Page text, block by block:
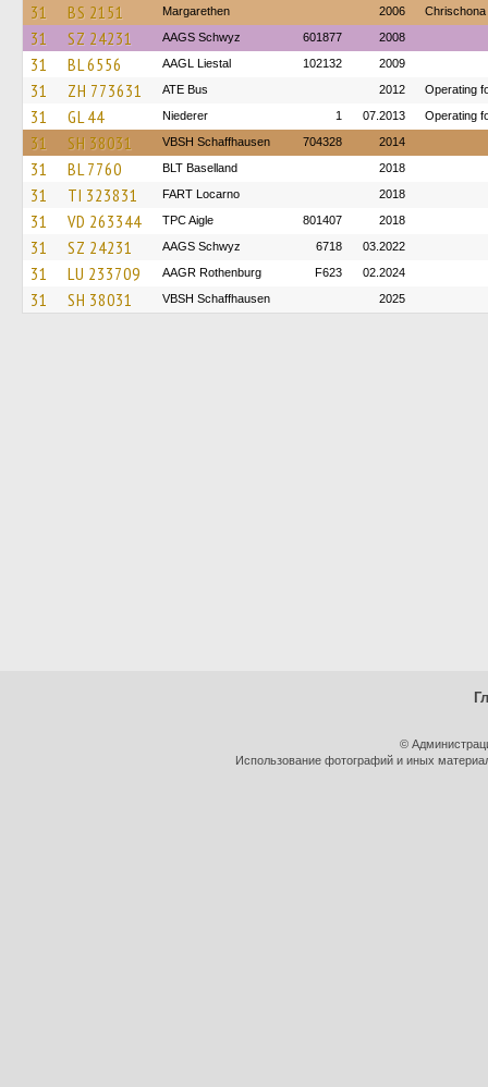
31 BS 2151 Margarethen 2006 Chrischona
31 SZ 24231 AAGS Schwyz 601877 2008
31 BL 6556 AAGL Liestal 102132 2009
31 ZH 773631 ATE Bus 2012 Operating
31 GL 44 Niederer 1 07.2013 Operating
31 SH 38031 VBSH Schaffhausen 704328 2014
31 BL 7760 BLT Baselland 2018
31 TI 323831 FART Locarno 2018
31 VD 263344 TPC Aigle 801407 2018
31 SZ 24231 AAGS Schwyz 6718 03.2022
31 LU 233709 AAGR Rothenburg F623 02.2024
31 SH 38031 VBSH Schaffhausen 2025
©
Использование фотографий и иных